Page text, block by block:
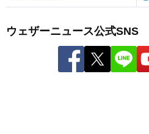
ウェザーニュース公式SNS